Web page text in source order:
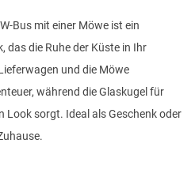
Bus mit einer Möwe ist ein
das die Ruhe der Küste in Ihr
und die Möwe
während die Glaskugel für
Look sorgt. Ideal als Geschenk oder